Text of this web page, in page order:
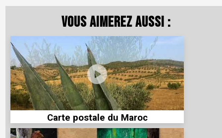
Vous aimerez aussi :
Carte postale du Maroc